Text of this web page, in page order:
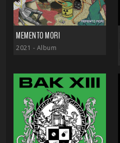
MEMENTO MORI
2021 - Album